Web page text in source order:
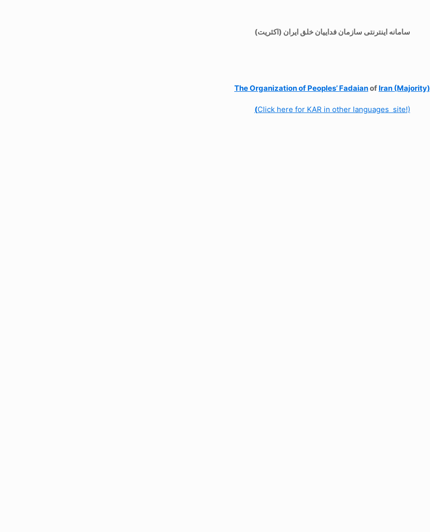
سامانه اینترنتی سازمان فداییان خلق ایران (اکثریت)
The Organization of Peoples’ Fadaianof Iran (Majority)
(Click here for KAR in other languages site!)